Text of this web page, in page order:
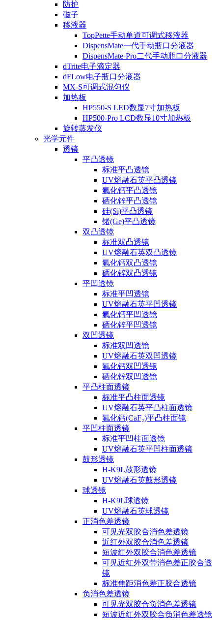
防护
磁子
移液器
TopPette手动单道可调式移液器
DispensMate一代手动瓶口分液器
DispensMate-Pro二代手动瓶口分液器
dTrite电子滴定器
dFLow电子瓶口分液器
MX-S可调式混匀仪
加热板
HP550-S LED数显7寸加热板
HP500-Pro LCD数显10寸加热板
旋转蒸发仪
光学元件
透镜
平凸透镜
标准平凸透镜
UV熔融石英平凸透镜
氟化钙平凸透镜
硒化锌平凸透镜
硅(Si)平凸透镜
锗(Ge)平凸透镜
双凸透镜
标准双凸透镜
UV熔融石英双凸透镜
氟化钙双凸透镜
硒化锌双凸透镜
平凹透镜
标准平凹透镜
UV熔融石英平凹透镜
氟化钙平凹透镜
硒化锌平凹透镜
双凹透镜
标准双凹透镜
UV熔融石英双凹透镜
氟化钙双凹透镜
硒化锌双凹透镜
平凸柱面透镜
标准平凸柱面透镜
UV熔融石英平凸柱面透镜
氟化钙(CaF₂)平凸柱面镜
平凹柱面透镜
标准平凹柱面透镜
UV熔融石英平凹柱面透镜
鼓形透镜
H-K9L鼓形透镜
UV熔融石英鼓形透镜
球透镜
H-K9L球透镜
UV熔融石英球透镜
正消色差透镜
可见光双胶合消色差透镜
近红外双胶合消色差透镜
短波红外双胶合消色差透镜
可见近红外双带消色差正胶合透
镜
标准焦距消色差正胶合透镜
负消色差透镜
可见光双胶合负消色差透镜
短波近红外双胶合负消色差透镜